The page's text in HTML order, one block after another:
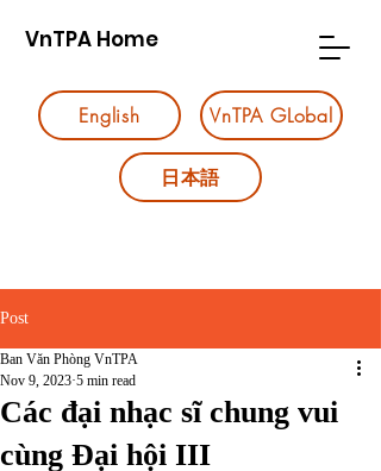
VnTPA Home
English VnTPA GLobal
日本語
Post
Các đại nhạc sĩ chung vui
cùng Đại hội III
Ban Văn Phòng VnTPA
Nov 9, 2023 5 min read